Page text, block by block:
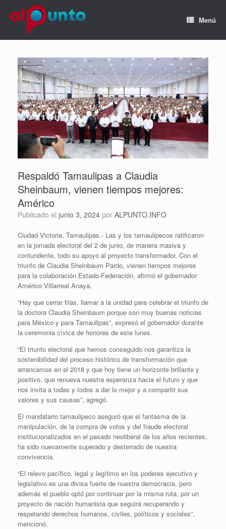
Menú
Respaldó Tamaulipas a Claudia
Sheinbaum, vienen tiempos mejores:
Américo
Publicado el junio 3, 2024 por ALPUNTO.INFO
Ciudad Victoria, Tamaulipas.- Las y los tamaulipecos ratificaron
en la jornada electoral del 2 de junio, de manera masiva y
contundente, todo su apoyo al proyecto transformador. Con el
triunfo de Claudia Sheinbaum Pardo, vienen tiempos mejores
para la colaboración Estado-Federación, afirmó el gobernador
Américo Villarreal Anaya.
“Hay que cerrar filas, llamar a la unidad para celebrar el triunfo de
la doctora Claudia Sheinbaum porque son muy buenas noticias
para México y para Tamaulipas”, expresó el gobernador durante
la ceremonia cívica de honores de este lunes.
“El triunfo electoral que hemos conseguido nos garantiza la
sostenibilidad del proceso histórico de transformación que
arrancamos en el 2018 y que hoy tiene un horizonte brillante y
positivo, que renueva nuestra esperanza hacia el futuro y que
nos invita a todas y todos a dar lo mejor y a compartir sus
valores y sus causas”, agregó.
El mandatario tamaulipeco aseguró que el fantasma de la
manipulación, de la compra de votos y del fraude electoral
institucionalizados en el pasado neoliberal de los años recientes,
ha sido nuevamente superado y desterrado de nuestra
convivencia.
“El relevo pacífico, legal y legítimo en los poderes ejecutivo y
legislativo es una divisa fuerte de nuestra democracia, pero
además el pueblo optó por continuar por la misma ruta, por un
proyecto de nación humanista que seguirá recuperando y
respetando derechos humanos, civiles, políticos y sociales”,
mencionó.